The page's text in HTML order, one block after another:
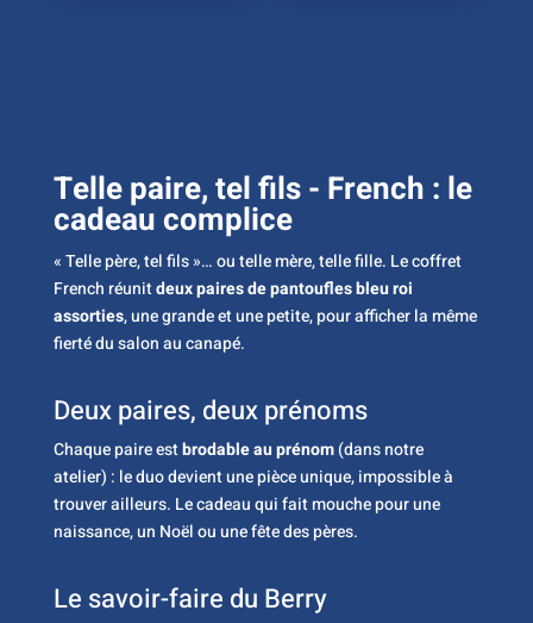
Telle paire, tel fils - French : le
cadeau complice
« Telle père, tel fils »… ou telle mère, telle fille. Le coffret
French réunitdeux paires de pantoufles bleu roi
assorties, une grande et une petite, pour afficher la même
fierté du salon au canapé.
Deux paires, deux prénoms
Chaque paire estbrodable au prénom(dans notre
atelier) : le duo devient une pièce unique, impossible à
trouver ailleurs. Le cadeau qui fait mouche pour une
naissance, un Noël ou une fête des pères.
Le savoir-faire du Berry